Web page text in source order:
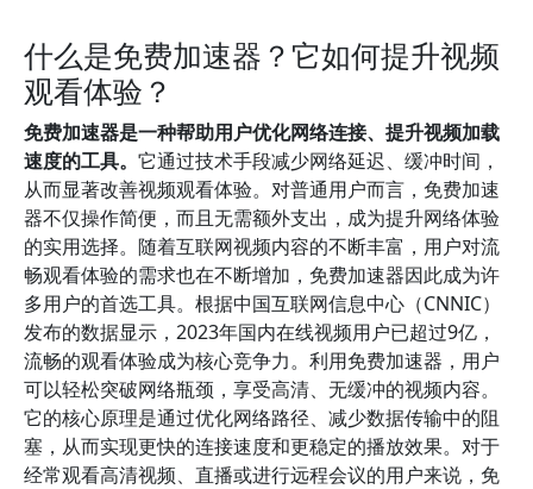
什么是免费加速器？它如何提升视频
观看体验？
免费加速器是一种帮助用户优化网络连接、提升视频加载
速度的工具。 它通过技术手段减少网络延迟、缓冲时间，
从而显著改善视频观看体验。对普通用户而言，免费加速
器不仅操作简便，而且无需额外支出，成为提升网络体验
的实用选择。随着互联网视频内容的不断丰富，用户对流
畅观看体验的需求也在不断增加，免费加速器因此成为许
多用户的首选工具。根据中国互联网信息中心（CNNIC）
发布的数据显示，2023年国内在线视频用户已超过9亿，
流畅的观看体验成为核心竞争力。利用免费加速器，用户
可以轻松突破网络瓶颈，享受高清、无缓冲的视频内容。
它的核心原理是通过优化网络路径、减少数据传输中的阻
塞，从而实现更快的连接速度和更稳定的播放效果。对于
经常观看高清视频、直播或进行远程会议的用户来说，免